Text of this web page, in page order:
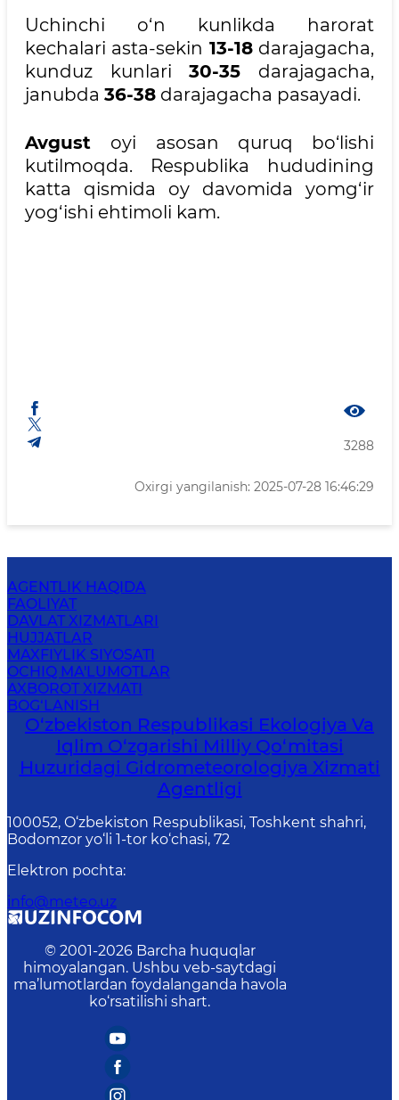
Uchinchi o‘n kunlikda harorat
kechalari asta-sekin 13-18darajagacha,
kunduz kunlari30-35 darajagacha,
janubda 36-38 darajagacha pasayadi.
Avgust oyi asosan quruq bo‘lishi
kutilmoqda. Respublika hududining
katta qismida oy davomida yomg‘ir
yog‘ishi ehtimoli kam.
3288
Oxirgi yangilanish: 2025-07-28 16:46:29
AGENTLIK HAQIDA
FAOLIYAT
DAVLAT XIZMATLARI
HUJJATLAR
MAXFIYLIK SIYOSATI
OCHIQ MA'LUMOTLAR
AXBOROT XIZMATI
BOG‘LANISH
O‘zbekiston Respublikasi Ekologiya Va
Iqlim O‘zgarishi Milliy Qo‘mitasi
Huzuridagi Gidrometeorologiya Xizmati
Agentligi
100052, O‘zbekiston Respublikasi, Toshkent shahri,
Bodomzor yo‘li 1-tor ko‘chasi, 72
Elektron pochta:
info@meteo.uz
© 2001-2026 Barcha huquqlar
himoyalangan. Ushbu veb-saytdagi
ma’lumotlardan foydalanganda havola
ko‘rsatilishi shart.